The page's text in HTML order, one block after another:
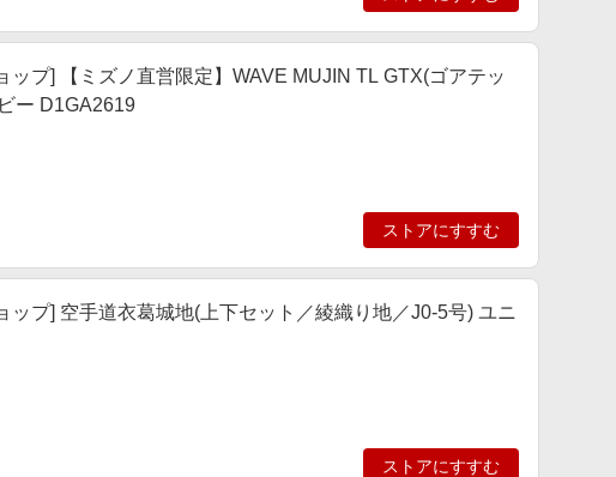
プ] 【ミズノ直営限定】WAVE MUJIN TL GTX(ゴアテッ
ー D1GA2619
ストアにすすむ
プ] 空手道衣葛城地(上下セット／綾織り地／J0-5号) ユニ
ストアにすすむ